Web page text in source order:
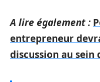
A lire également :
entrepreneur
discussion au sein